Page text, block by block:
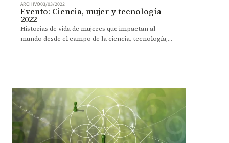
ARCHIVO03/03/2022
Evento: Ciencia, mujer y tecnología
2022
Historias de vida de mujeres que impactan al
mundo desde el campo de la ciencia, tecnología,